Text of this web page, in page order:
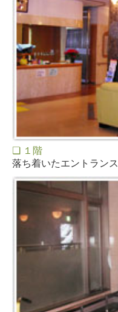
❏ １階
落ち着いたエントランス